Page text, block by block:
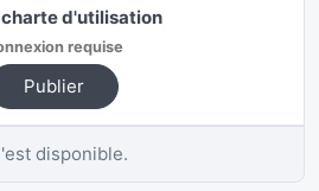
charte d'utilisation
requise
Publier
disponible.